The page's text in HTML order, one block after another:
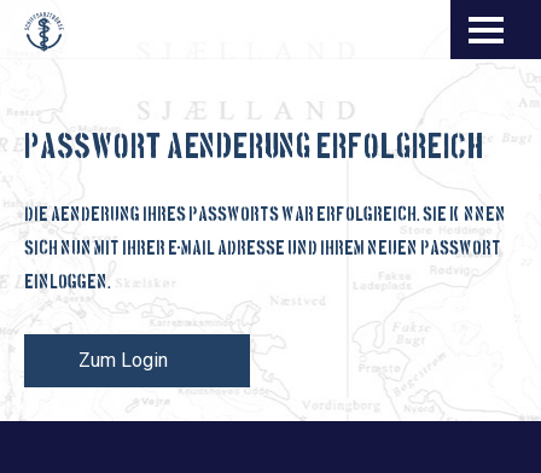
Passwort Aenderung erfolgreich
DIE AENDERUNG IHRES PASSWORTS WAR ERFOLGREICH. SIE KÖNNEN
SICH NUN MIT IHRER E-MAIL ADRESSE UND IHREM NEUEN PASSWORT
EINLOGGEN.
Zum Login
Navigation
überspringen